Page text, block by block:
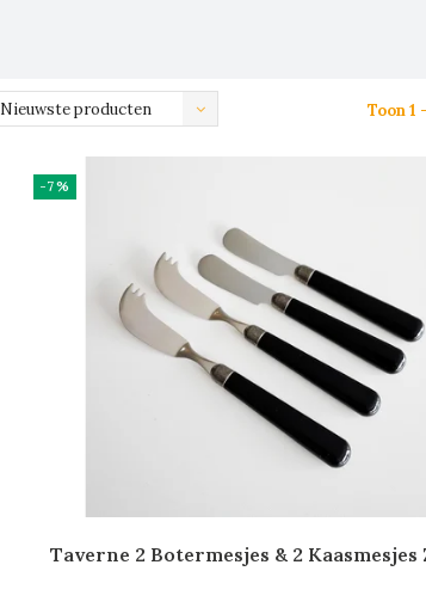
Nieuwste producten Toon 1
-7%
Taverne 2 Botermesjes & 2